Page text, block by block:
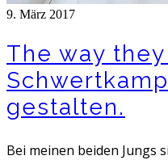
9. März 2017
The way
gestalten.
Bei meinen beiden Jungs